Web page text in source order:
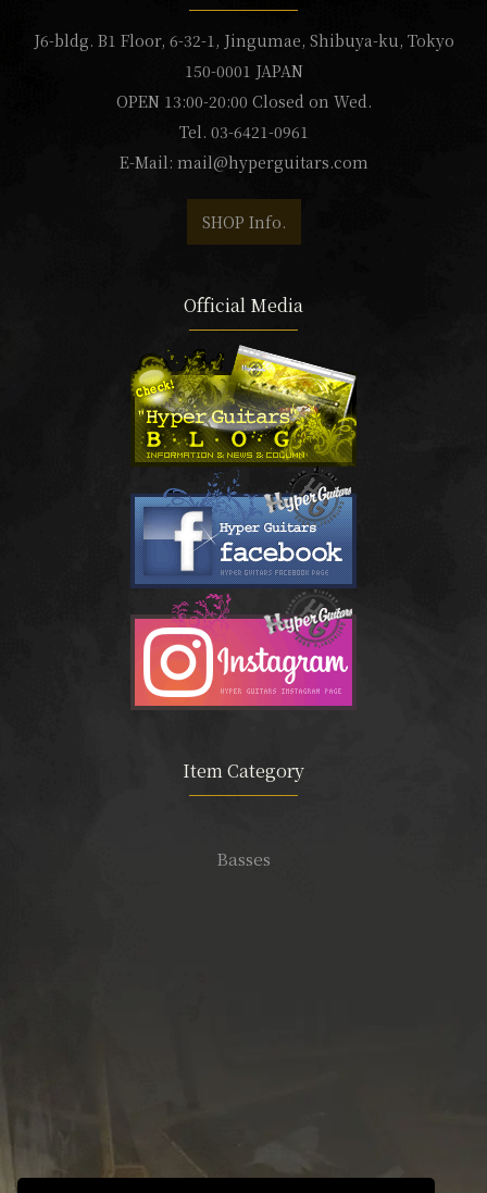
J6-bldg. B1 Floor, 6-32-1, Jingumae, Shibuya-ku, Tokyo
150-0001 JAPAN
OPEN 13:00-20:00 Closed on Wed.
Tel. 03-6421-0961
E-Mail: mail@hyperguitars.com
SHOP Info.
Official Media
Item Category
Basses